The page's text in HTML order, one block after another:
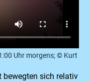
Uhr morgens; © Kurt
bewegten sich relativ